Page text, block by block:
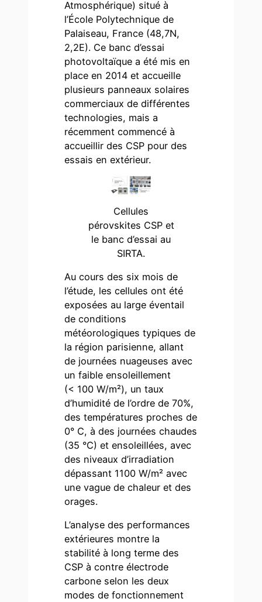
Atmosphérique) situé à
l’École Polytechnique de
Palaiseau, France (48,7N,
2,2E). Ce banc d’essai
photovoltaïque a été mis en
place en 2014 et accueille
plusieurs panneaux solaires
commerciaux de différentes
technologies, mais a
récemment commencé à
accueillir des CSP pour des
essais en extérieur.
Cellules
pérovskites CSP et
le banc d’essai au
SIRTA.
Au cours des six mois de
l’étude, les cellules ont été
exposées au large éventail
de conditions
météorologiques typiques de
la région parisienne, allant
de journées nuageuses avec
un faible ensoleillement
(< 100 W/m²), un taux
d’humidité de l’ordre de 70%,
des températures proches de
0° C, à des journées chaudes
(35 °C) et ensoleillées, avec
des niveaux d’irradiation
dépassant 1100 W/m² avec
une vague de chaleur et des
orages.
L’analyse des performances
extérieures montre la
stabilité à long terme des
CSP à contre électrode
carbone selon les deux
modes de fonctionnement